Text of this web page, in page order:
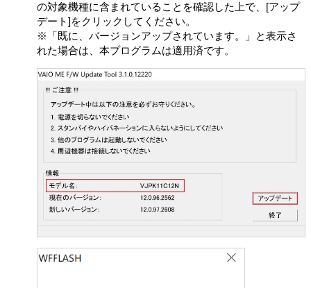
ウェアから分離して使用しないものとします。
お客さまは、許諾ソフトウェアを用いて、VAIOまたは第
三者の著作権等の権利を侵害する行為を行ってはならな
いものとします。
お客さまは、許諾ソフトウェアに付されている商標また
は表示を取り除くこと、変更すること、または覆い隠す
ことはできません。
許諾ソフトウェアの使用に伴い、許諾ソフトウェアが自
動的に許諾ソフトウェアで用いるためのデータファイル
を作成する場合があります。この場合、当該データファ
イルは許諾ソフトウェアと看做されるものとします。
お客さまは、許諾ソフトウェアを再使用許諾、貸与また
はリースその他の方法で第三者に使用させてはならない
ものとします。
お客さまは、本契約に基づいて、本製品と一体としての
みお客さまの許諾ソフトウェアに関する権利のすべてを
譲渡することができます。ただしその場合、お客さまは
の対象機種に含まれていることを確認した上で、[アップ
デート]をクリックしてください。
※「既に、バージョンアップされています。」と表示さ
れた場合は、本プログラムは適用済です。